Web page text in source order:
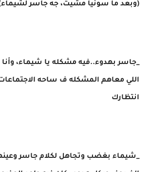
(وبعد ما سونيا مشيت، جه جاسر
_جاسر بهدوء..فيه مشكله يا شيماء، وأنا
اللي معاهم المشكله ف ساحه
انتظارك
_شيماء بغضب وتجاهل لكلام جاسر